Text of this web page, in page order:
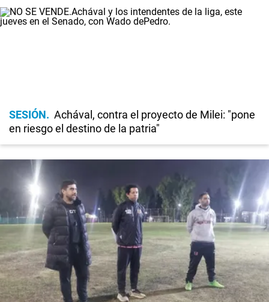
SESIÓN
Achával, contra el proyecto de Milei: "pone
en riesgo el destino de la patria"